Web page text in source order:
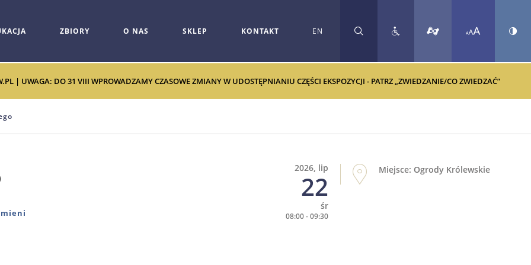
ZBIORY O NAS SKLEP KONTAKT EN SZUKAJ
| UWAGA: DO 31 VIII WPROWADZAMY CZASOWE ZMIANY W UDOSTĘPNIANIU CZĘŚCI EKSPOZYCJI - PATRZ „ZWIEDZANIE/CO ZWIEDZAĆ”
2026, lip
22
śr
08:00 - 09:30
Miejsce: Ogrody Królewskie